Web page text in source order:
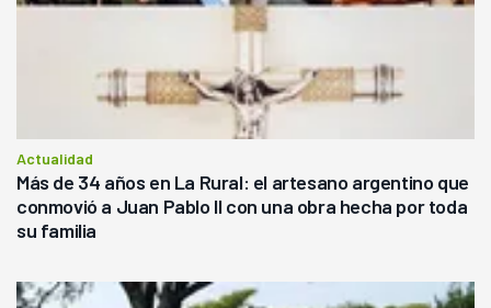
Actualidad
Más de 34 años en La Rural: el artesano argentino que
conmovió a Juan Pablo II con una obra hecha por toda
su familia